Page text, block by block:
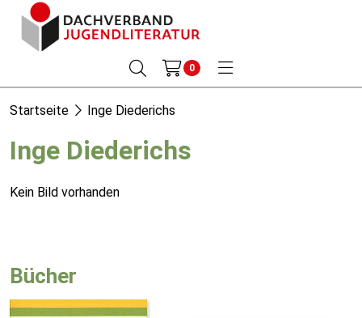
0
Startseite Inge Diederichs
Inge Diederichs
Kein Bild vorhanden
Bücher